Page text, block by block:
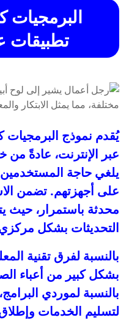
تطبيقات
عبر الإنترنت، عادةً
يلغي حاجة المستخدمين
على أجهزتهم. تضمن
محدثة باستمرار، حيث
التحديثات بشكل
بالنسبة لفرق تقنية
بشكل كبير من أعباء
بالنسبة لموردي
لتسليم الخدمات